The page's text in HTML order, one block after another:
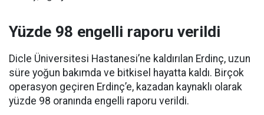
Yüzde 98 engelli raporu verildi
Dicle Üniversitesi Hastanesi’ne kaldırılan Erdinç, uzun
süre yoğun bakımda ve bitkisel hayatta kaldı. Birçok
operasyon geçiren Erdinç’e, kazadan kaynaklı olarak
yüzde 98 oranında engelli raporu verildi.